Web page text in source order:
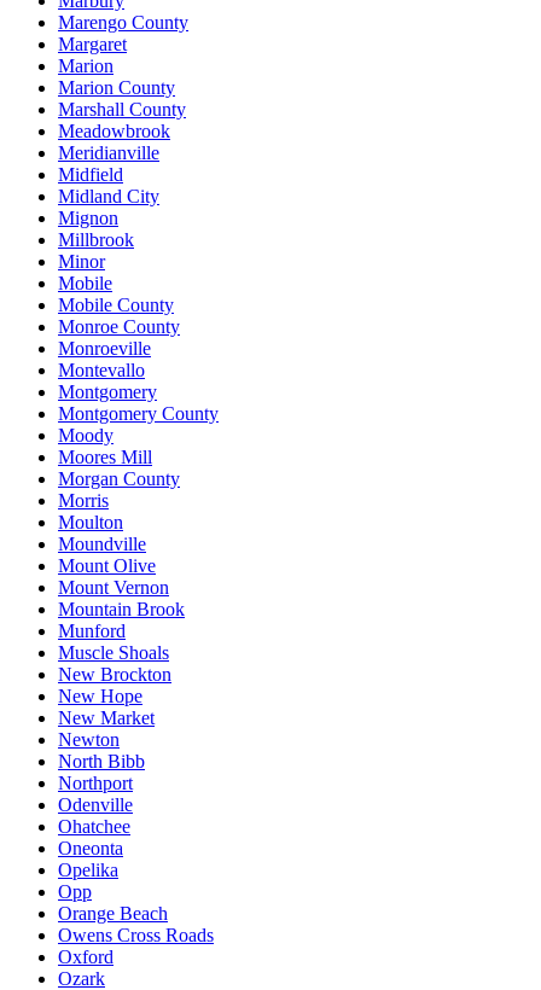
Marengo County
Margaret
Marion
Marion County
Marshall County
Meadowbrook
Meridianville
Midfield
Midland City
Mignon
Millbrook
Minor
Mobile
Mobile County
Monroe County
Monroeville
Montevallo
Montgomery
Montgomery County
Moody
Moores Mill
Morgan County
Morris
Moulton
Moundville
Mount Olive
Mount Vernon
Mountain Brook
Munford
Muscle Shoals
New Brockton
New Hope
New Market
Newton
North Bibb
Northport
Odenville
Ohatchee
Oneonta
Opelika
Opp
Orange Beach
Owens Cross Roads
Oxford
Ozark